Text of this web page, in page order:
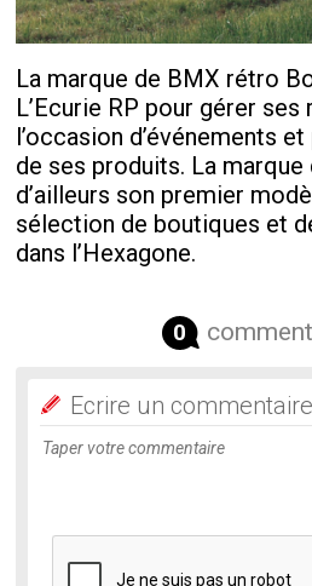
La marque de BMX rétro
L’Ecurie RP pour gérer
l’occasion d’événements
de ses produits. La
d’ailleurs son premier
sélection de boutiques et
dans l’Hexagone.
0
Ecrire un commentaire